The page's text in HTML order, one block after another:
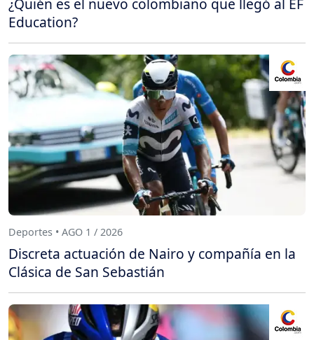
¿Quién es el nuevo colombiano que llegó al EF
Education?
Deportes • AGO 1 / 2026
Discreta actuación de Nairo y compañía en la
Clásica de San Sebastián